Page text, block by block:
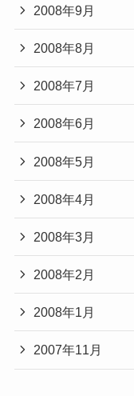
2008年9月
2008年8月
2008年7月
2008年6月
2008年5月
2008年4月
2008年3月
2008年2月
2008年1月
2007年11月